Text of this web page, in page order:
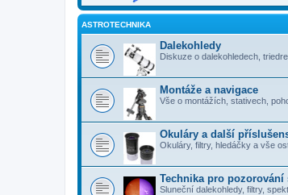
ASTROTECHNIKA
Dalekohledy
Diskuze o dalekohledech,
Montáže a navigace
Vše o montážích, stativech,
Okuláry a další
Okuláry, filtry, hledáčky a vše
Technika pro pozorování
Sluneční dalekohledy, filtry,